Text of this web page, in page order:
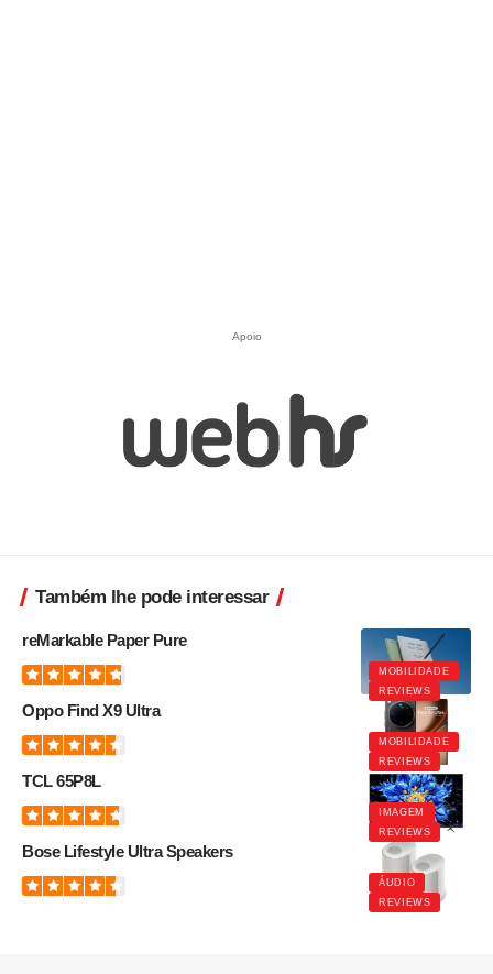
Apoio
Também lhe pode interessar
MOBILIDADE
REVIEWS
reMarkable Paper Pure
MOBILIDADE
REVIEWS
Oppo Find X9 Ultra
IMAGEM
REVIEWS
TCL 65P8L
ÁUDIO
REVIEWS
Bose Lifestyle Ultra Speakers